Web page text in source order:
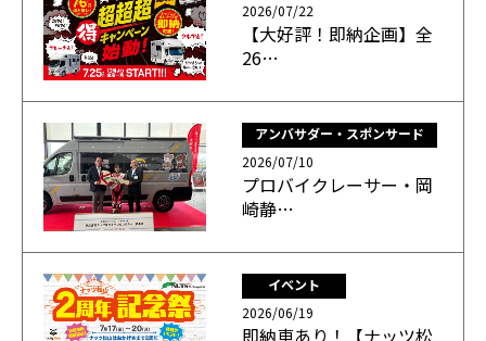
2026/07/22
【大好評！即納企画】全
26…
アンバサダー・スポンサード
2026/07/10
プロバイクレーサー・岡
崎静…
イベント
2026/06/19
即納車あり！【ナッツ松